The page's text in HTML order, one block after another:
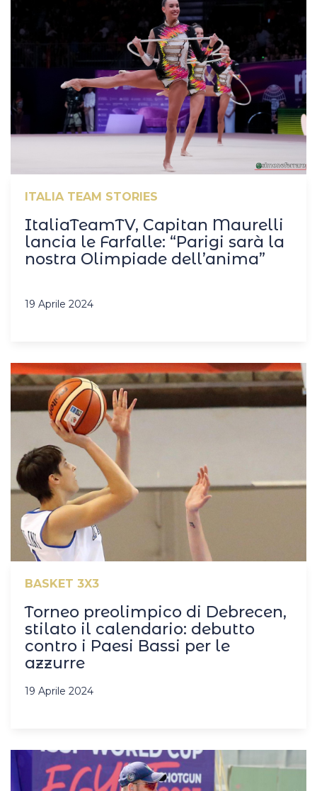
ITALIA TEAM STORIES
ItaliaTeamTV, Capitan Maurelli
lancia le Farfalle: “Parigi sarà la
nostra Olimpiade dell’anima”
19 Aprile 2024
BASKET 3X3
Torneo preolimpico di Debrecen,
stilato il calendario: debutto
contro i Paesi Bassi per le
azzurre
19 Aprile 2024